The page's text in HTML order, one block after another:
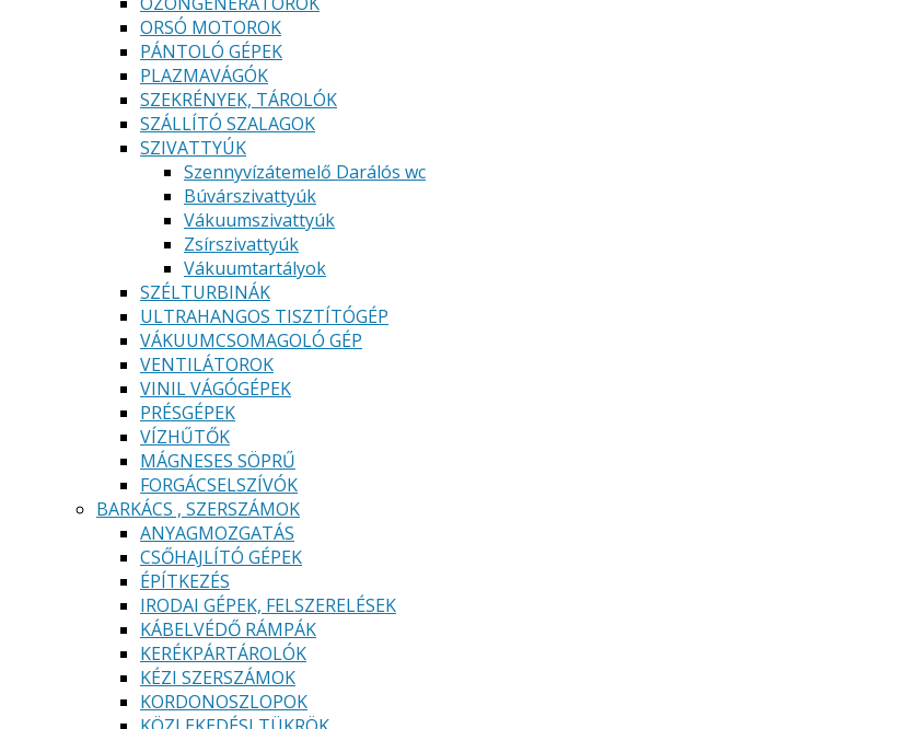
ORSÓ MOTOROK
PÁNTOLÓ GÉPEK
PLAZMAVÁGÓK
SZEKRÉNYEK, TÁROLÓK
SZÁLLÍTÓ SZALAGOK
SZIVATTYÚK
Szennyvízátemelő Darálós wc
Búvárszivattyúk
Vákuumszivattyúk
Zsírszivattyúk
Vákuumtartályok
SZÉLTURBINÁK
ULTRAHANGOS TISZTÍTÓGÉP
VÁKUUMCSOMAGOLÓ GÉP
VENTILÁTOROK
VINIL VÁGÓGÉPEK
PRÉSGÉPEK
VÍZHŰTŐK
MÁGNESES SÖPRŰ
FORGÁCSELSZÍVÓK
BARKÁCS , SZERSZÁMOK
ANYAGMOZGATÁS
CSŐHAJLÍTÓ GÉPEK
ÉPÍTKEZÉS
IRODAI GÉPEK, FELSZERELÉSEK
KÁBELVÉDŐ RÁMPÁK
KERÉKPÁRTÁROLÓK
KÉZI SZERSZÁMOK
KORDONOSZLOPOK